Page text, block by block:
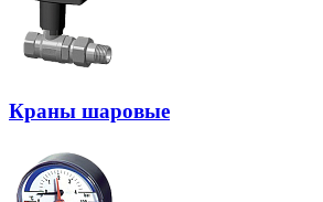
Краны шаровые